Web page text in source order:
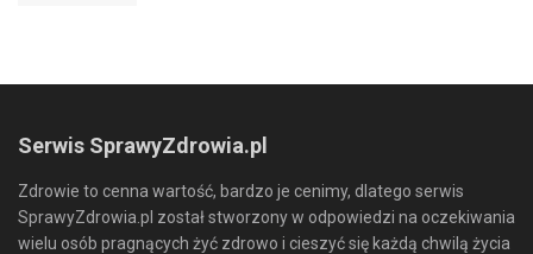
Serwis SprawyZdrowia.pl
Zdrowie to cenna wartość, bardzo je cenimy, dlatego serwis
SprawyZdrowia.pl został stworzony w odpowiedzi na oczekiwania
wielu osób pragnących żyć zdrowo i cieszyć się każdą chwilą życia